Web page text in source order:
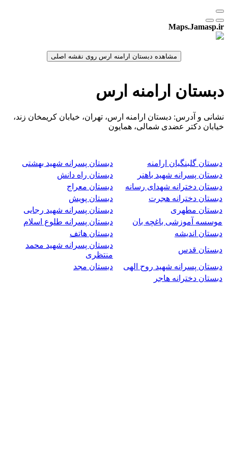
Maps.Jamasp.ir
دبستان ارامنه ارس
نشانی و آدرس: دبستان ارامنه ارس، تهران، خیابان کریمخان زند،
خیابان دکتر عضدی شمالی، همایون
دبستان گلبنگیان ارامنه
دبستان پسرانه شهید بهشتی
دبستان پسرانه شهید باهنر
دبستان راه دانش
دبستان دخترانه شهدای رسانه
دبستان معراج
دبستان دخترانه هجرت
دبستان پویش
دبستان مطهری
دبستان پسرانه شهید رجایی
موسسه آموزشی باغچه بان
دبستان پسرانه طلوع اسلام
دبستان اندیشه
دبستان هاتف
دبستان قدس
دبستان پسرانه شهید محمد
منتظری
دبستان پسرانه شهید روح الهی
دبستان مجد
دبستان دخترانه هاجر